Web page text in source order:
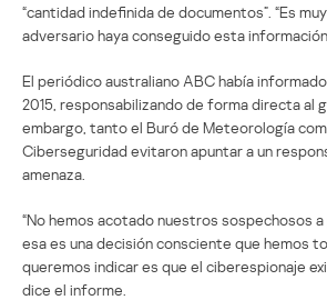
“cantidad indefinida de documentos”. “Es
adversario haya conseguido esta
El periódico australiano ABC había
2015, responsabilizando de forma directa al
embargo, tanto el Buró de Meteorología
Ciberseguridad evitaron apuntar a un
amenaza.
“No hemos acotado nuestros sospechosos
esa es una decisión consciente que hemos
queremos indicar es que el ciberespionaje
dice el informe.